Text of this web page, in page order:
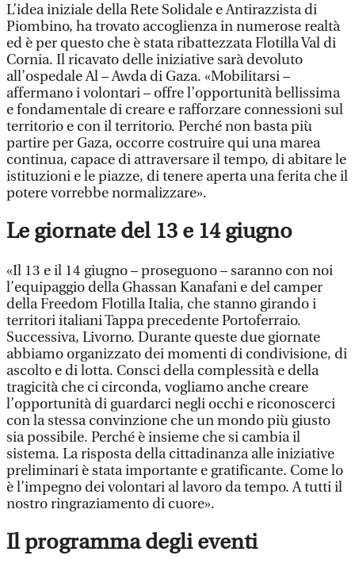
L’idea iniziale della Rete Solidale e Antirazzista di
Piombino, ha trovato accoglienza in numerose realtà
ed è per questo che è stata ribattezzata Flotilla Val di
Cornia. Il ricavato delle iniziative sarà devoluto
all’ospedale Al – Awda di Gaza. «Mobilitarsi –
affermano i volontari – offre l’opportunità bellissima
e fondamentale di creare e rafforzare connessioni sul
territorio e con il territorio. Perché non basta più
partire per Gaza, occorre costruire qui una marea
continua, capace di attraversare il tempo, di abitare le
istituzioni e le piazze, di tenere aperta una ferita che il
potere vorrebbe normalizzare».
Le giornate del 13 e 14 giugno
«Il 13 e il 14 giugno – proseguono – saranno con noi
l’equipaggio della Ghassan Kanafani e del camper
della Freedom Flotilla Italia, che stanno girando i
territori italiani Tappa precedente Portoferraio.
Successiva, Livorno. Durante queste due giornate
abbiamo organizzato dei momenti di condivisione, di
ascolto e di lotta. Consci della complessità e della
tragicità che ci circonda, vogliamo anche creare
l’opportunità di guardarci negli occhi e riconoscerci
con la stessa convinzione che un mondo più giusto
sia possibile. Perché è insieme che si cambia il
sistema. La risposta della cittadinanza alle iniziative
preliminari è stata importante e gratificante. Come lo
è l’impegno dei volontari al lavoro da tempo. A tutti il
nostro ringraziamento di cuore».
Il programma degli eventi